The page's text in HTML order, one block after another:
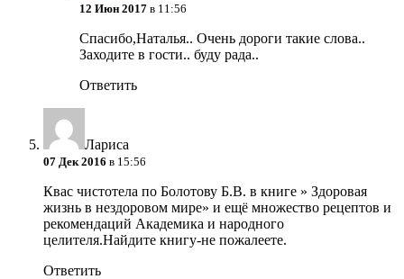
12 Июн 2017 в 11:56
Спасибо,Наталья.. Очень дороги такие слова..
Заходите в гости.. буду рада..
Ответить
Лариса
07 Дек 2016 в 15:56
Квас чистотела по Болотову Б.В. в книге » Здоровая
жизнь в нездоровом мире» и ещё множество рецептов и
рекомендаций Академика и народного
целителя.Найдите книгу-не пожалеете.
Ответить